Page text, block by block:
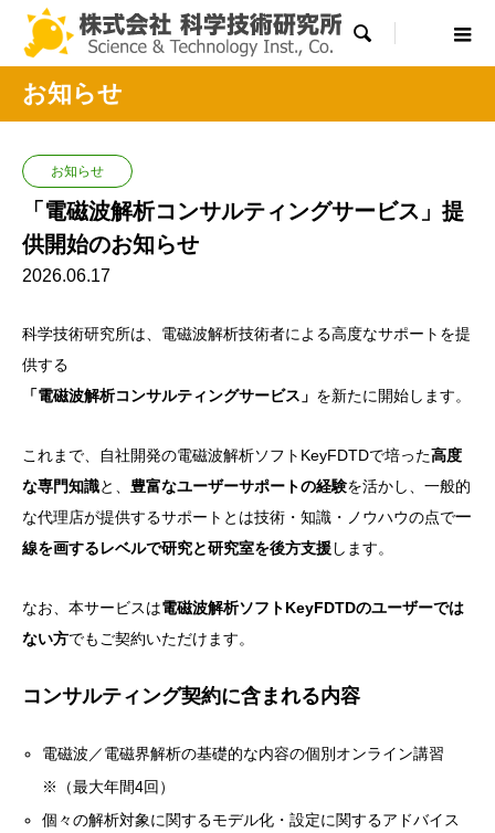

お知らせ
お知らせ
「電磁波解析コンサルティングサービス」提
供開始のお知らせ
2026.06.17
科学技術研究所は、電磁波解析技術者による高度なサポートを提
供する
「電磁波解析コンサルティングサービス」 を新たに開始します。
これまで、自社開発の電磁波解析ソフトKeyFDTDで培った高度
な専門知識と、 豊富なユーザーサポートの経験を活かし、一般的
な代理店が提供するサポートとは技術・知識・ノウハウの点で一
線を画するレベルで研究と研究室を後方支援します。
なお、本サービスは電磁波解析ソフトKeyFDTDのユーザーでは
ない方でもご契約いただけます。
コンサルティング契約に含まれる内容
電磁波／電磁界解析の基礎的な内容の個別オンライン講習
※（最大年間4回）
個々の解析対象に関するモデル化・設定に関するアドバイス